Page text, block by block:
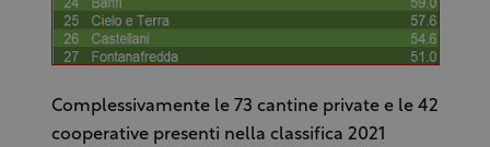
Complessivamente le 73 cantine private e le 42
cooperative presenti nella classifica 2021